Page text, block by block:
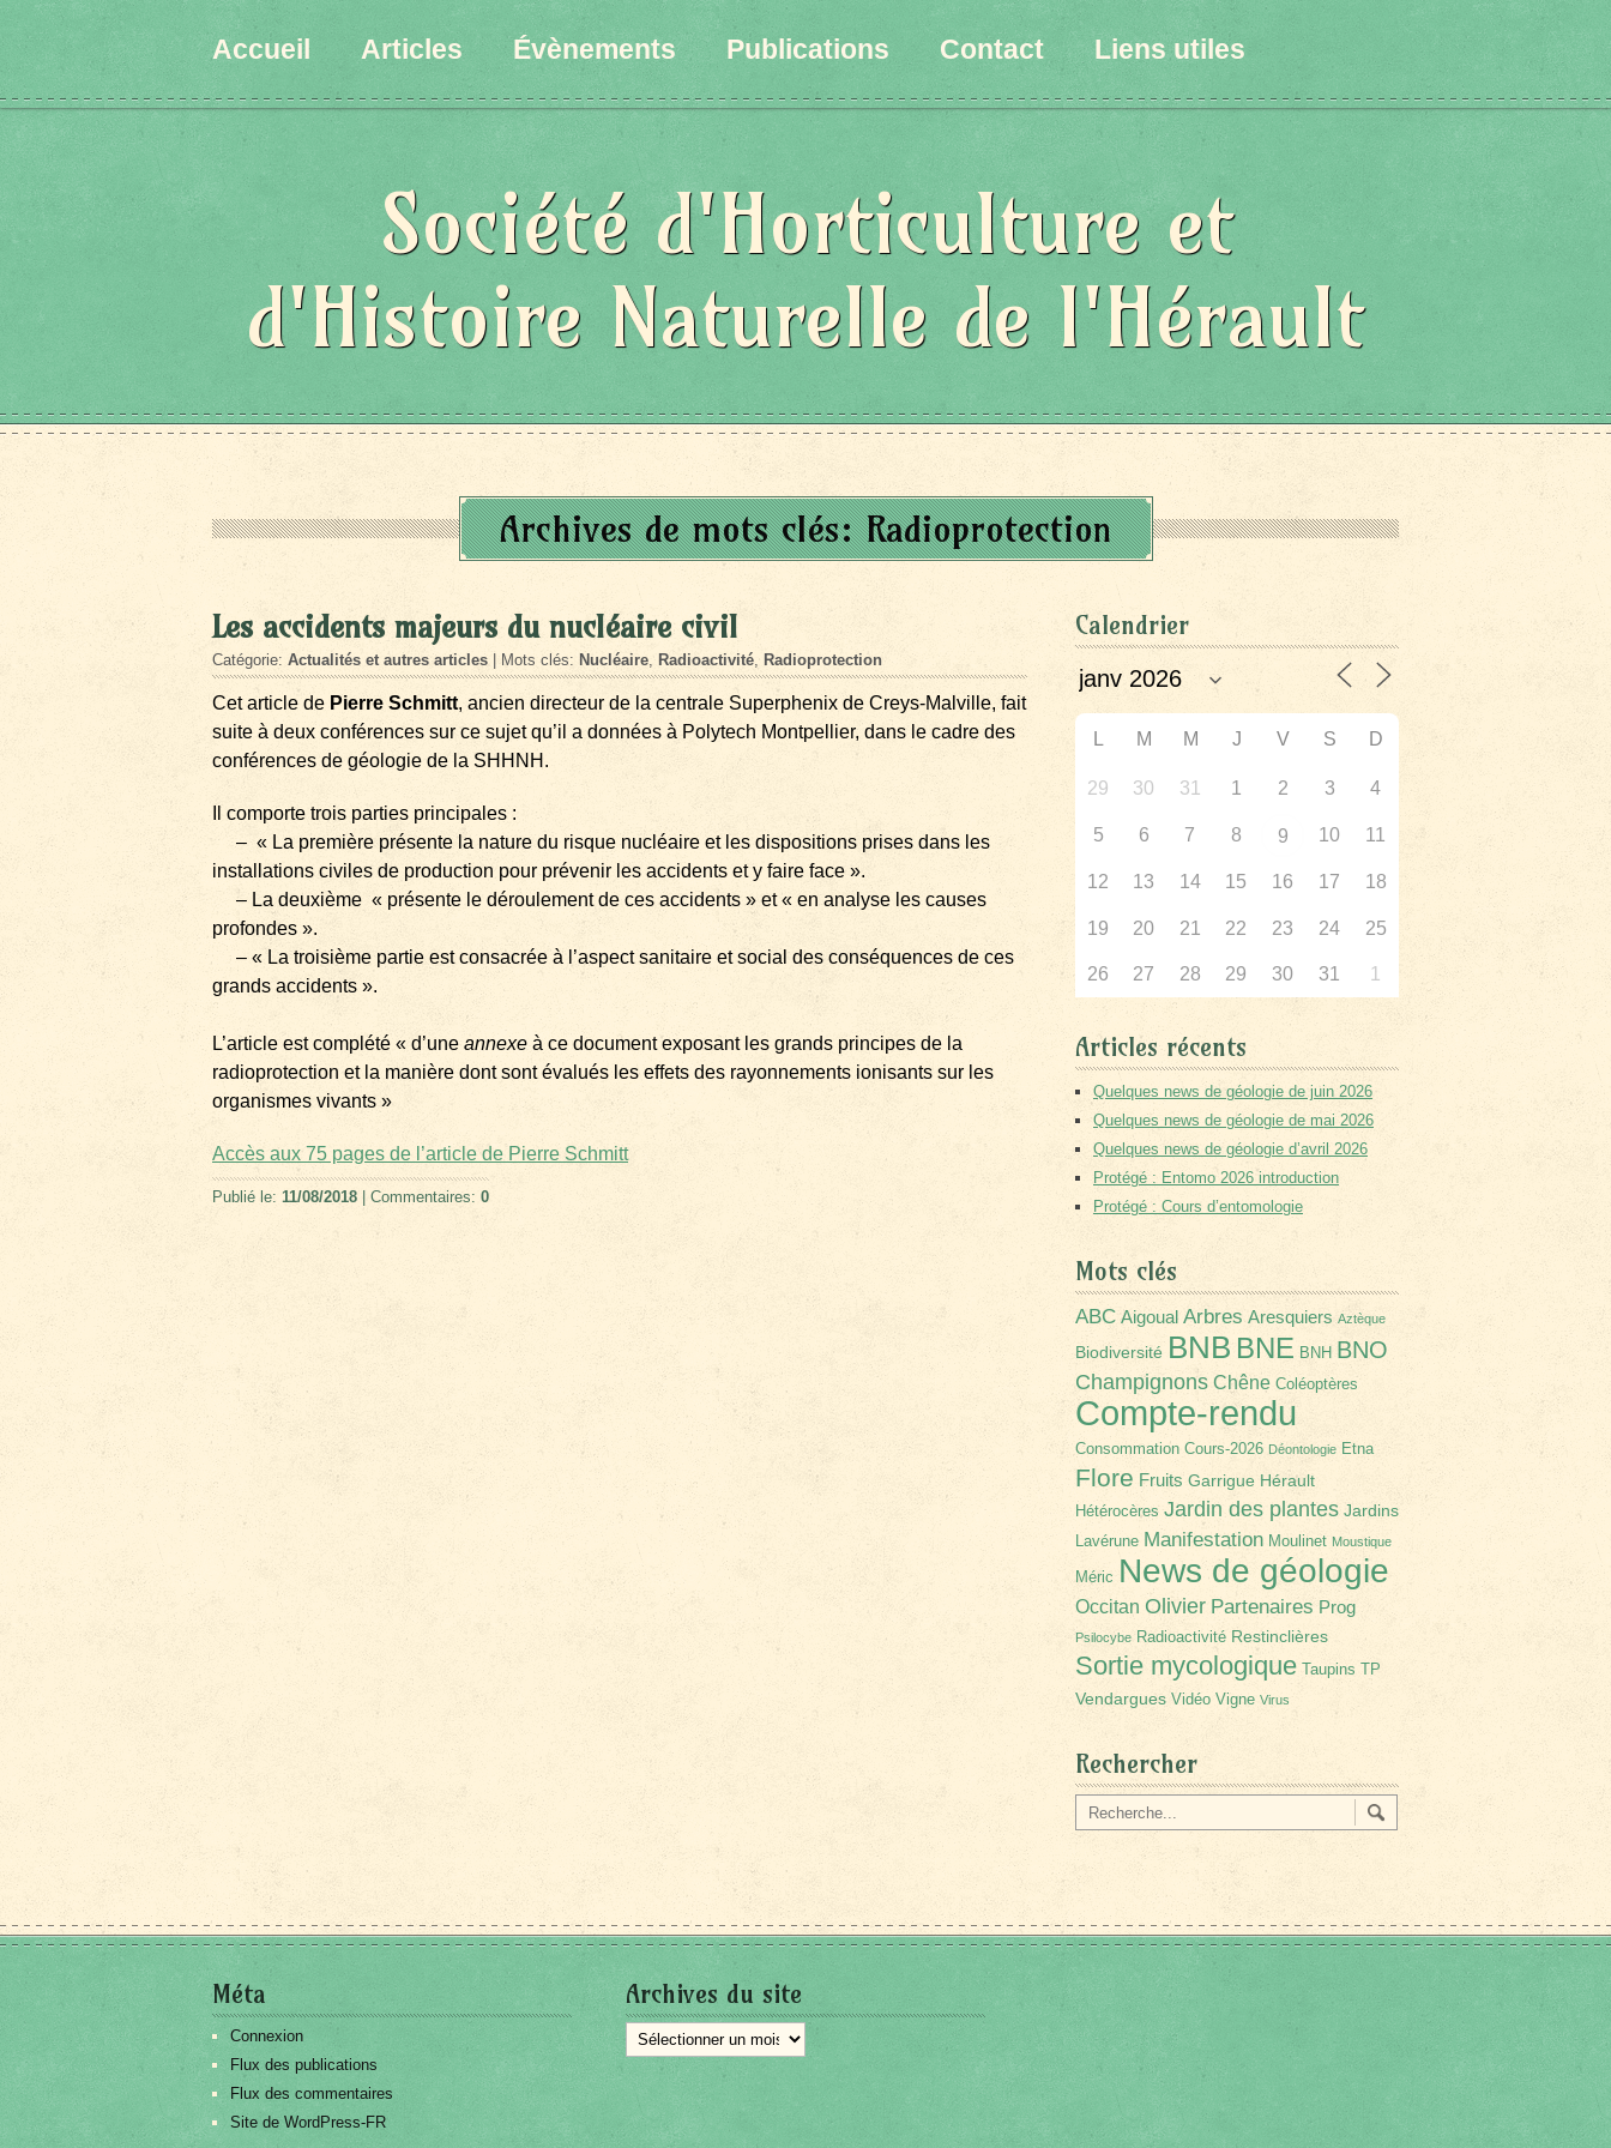
Accueil Articles Évènements Publications Contact Liens utiles
Société d'Horticulture et
d'Histoire Naturelle de l'Hérault
Archives de mots clés:Radioprotection
Les accidents majeurs du nucléaire civil
Catégorie: Actualités et autres articles | Mots clés: Nucléaire, Radioactivité, Radioprotection
Cet article de Pierre Schmitt, ancien directeur de la centrale Superphenix de Creys-Malville, fait
suite à deux conférences sur ce sujet qu’il a données à Polytech Montpellier, dans le cadre des
conférences de géologie de la SHHNH.
Il comporte trois parties principales :
– « La première présente la nature du risque nucléaire et les dispositions prises dans les
installations civiles de production pour prévenir les accidents et y faire face ».
– La deuxième « présente le déroulement de ces accidents » et « en analyse les causes
profondes ».
– « La troisième partie est consacrée à l’aspect sanitaire et social des conséquences de ces
grands accidents ».
L’article est complété « d’une annexe à ce document exposant les grands principes de la
radioprotection et la manière dont sont évalués les effets des rayonnements ionisants sur les
organismes vivants »
Accès aux 75 pages de l’article de Pierre Schmitt
Publié le: 11/08/2018 | Commentaires: 0
Calendrier
L M M J V S D
29 30 31 1 2 3 4
5 6 7 8 9 10 11
12 13 14 15 16 17 18
19 20 21 22 23 24 25
26 27 28 29 30 31 1
Articles récents
Quelques news de géologie de juin 2026
Quelques news de géologie de mai 2026
Quelques news de géologie d’avril 2026
Protégé : Entomo 2026 introduction
Protégé : Cours d’entomologie
Mots clés
ABC Aigoual Arbres Aresquiers Aztèque
Biodiversité BNB BNE BNH BNO
Champignons Chêne Coléoptères
Compte-rendu
Consommation Cours-2026 Déontologie Etna
Flore Fruits Garrigue Hérault
Hétérocères Jardin des plantes Jardins
Lavérune Manifestation Moulinet Moustique
Méric News de géologie
Occitan Olivier Partenaires Prog
Psilocybe Radioactivité Restinclières
Sortie mycologique Taupins TP
Vendargues Vidéo Vigne Virus
Rechercher
Méta
Connexion
Flux des publications
Flux des commentaires
Site de WordPress-FR
Archives du site
Archives
du